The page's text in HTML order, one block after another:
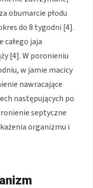
obumarcie płodu
do 8 tygodni [4].
jaja
[4]. W poronieniu
w jamie macicy
nawracające
następujących po
septyczne
organizmu i